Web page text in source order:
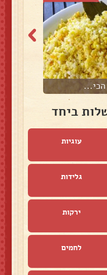
הכי...
ביחד
עוגיות
גלידות
ירקות
לחמים